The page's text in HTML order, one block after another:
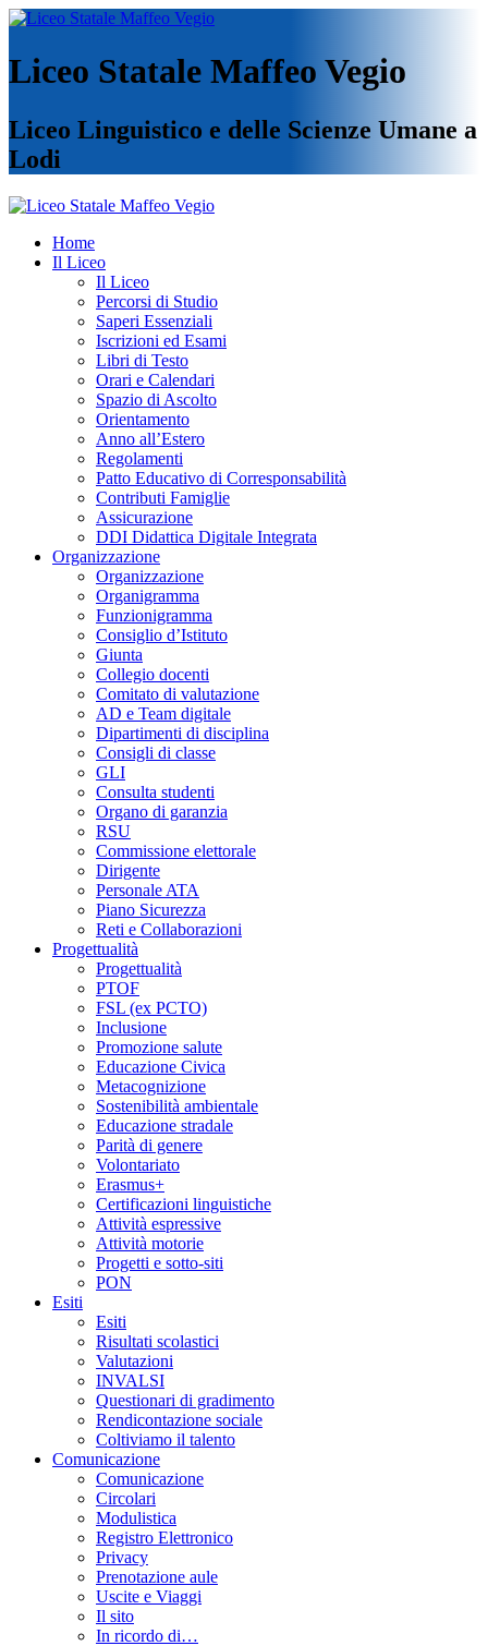
Liceo Statale Maffeo Vegio
Liceo Linguistico e delle Scienze Umane a
Lodi
Home
Il Liceo
Il Liceo
Percorsi di Studio
Saperi Essenziali
Iscrizioni ed Esami
Libri di Testo
Orari e Calendari
Spazio di Ascolto
Orientamento
Anno all’Estero
Regolamenti
Patto Educativo di Corresponsabilità
Contributi Famiglie
Assicurazione
DDI Didattica Digitale Integrata
Organizzazione
Organizzazione
Organigramma
Funzionigramma
Consiglio d’Istituto
Giunta
Collegio docenti
Comitato di valutazione
AD e Team digitale
Dipartimenti di disciplina
Consigli di classe
GLI
Consulta studenti
Organo di garanzia
RSU
Commissione elettorale
Dirigente
Personale ATA
Piano Sicurezza
Reti e Collaborazioni
Progettualità
Progettualità
PTOF
FSL (ex PCTO)
Inclusione
Promozione salute
Educazione Civica
Metacognizione
Sostenibilità ambientale
Educazione stradale
Parità di genere
Volontariato
Erasmus+
Certificazioni linguistiche
Attività espressive
Attività motorie
Progetti e sotto-siti
PON
Esiti
Esiti
Risultati scolastici
Valutazioni
INVALSI
Questionari di gradimento
Rendicontazione sociale
Coltiviamo il talento
Comunicazione
Comunicazione
Circolari
Modulistica
Registro Elettronico
Privacy
Prenotazione aule
Uscite e Viaggi
Il sito
In ricordo di…